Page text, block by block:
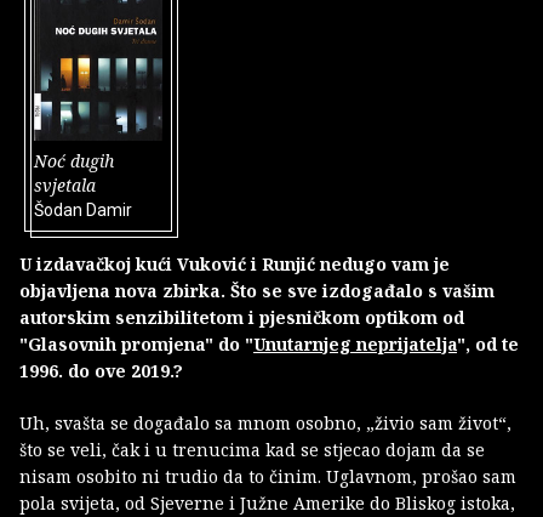
Noć dugih
svjetala
Šodan Damir
U izdavačkoj kući Vuković i Runjić nedugo vam je
objavljena nova zbirka. Što se sve izdogađalo s vašim
autorskim senzibilitetom i pjesničkom optikom od
"Glasovnih promjena" do "Unutarnjeg neprijatelja", od te
1996. do ove 2019.?
Uh, svašta se događalo sa mnom osobno, „živio sam život“,
što se veli, čak i u trenucima kad se stjecao dojam da se
nisam osobito ni trudio da to činim. Uglavnom, prošao sam
pola svijeta, od Sjeverne i Južne Amerike do Bliskog istoka,